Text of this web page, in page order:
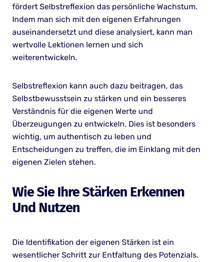
fördert Selbstreflexion das persönliche Wachstum.
Indem man sich mit den eigenen Erfahrungen
auseinandersetzt und diese analysiert, kann man
wertvolle Lektionen lernen und sich
weiterentwickeln.
Selbstreflexion kann auch dazu beitragen, das
Selbstbewusstsein zu stärken und ein besseres
Verständnis für die eigenen Werte und
Überzeugungen zu entwickeln. Dies ist besonders
wichtig, um authentisch zu leben und
Entscheidungen zu treffen, die im Einklang mit den
eigenen Zielen stehen.
Wie Sie Ihre Stärken Erkennen
Und Nutzen
Die Identifikation der eigenen Stärken ist ein
wesentlicher Schritt zur Entfaltung des Potenzials.